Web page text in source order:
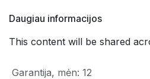
Daugiau informacijos
This content will be shared
Garantija, mėn: 12